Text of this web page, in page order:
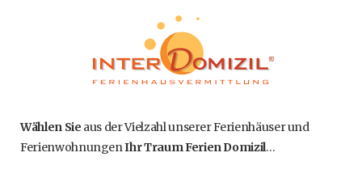
Wählen Sie aus der Vielzahl unserer Ferienhäuser und
FerienwohnungenIhr Traum Ferien Domizil…